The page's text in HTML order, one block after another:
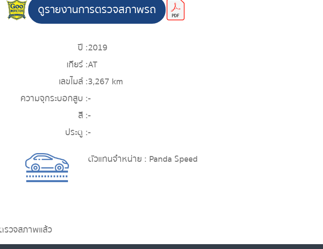
ดูรายงานการตรวจสภาพรถ
ปี :2019
เกียร์ :AT
เลขไมล์ :3,267 km
ความจุกระบอกสูบ :-
สี :-
ประตู :-
ตัวแทนจำหน่าย : Panda Speed
รวจสภาพแล้ว